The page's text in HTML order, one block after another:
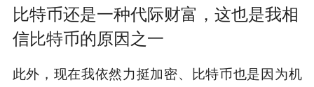
比特币还是一种代际财富，这也是我相
信比特币的原因之一
此外，现在我依然力挺加密、比特币也是因为机